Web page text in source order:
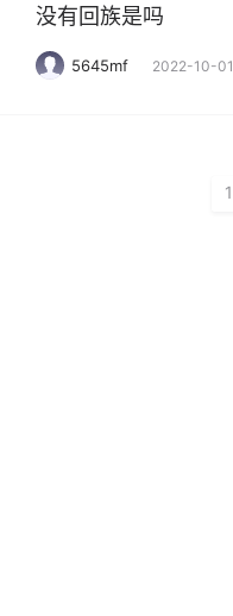
没有回族是吗
5645mf 2022-10-01
1